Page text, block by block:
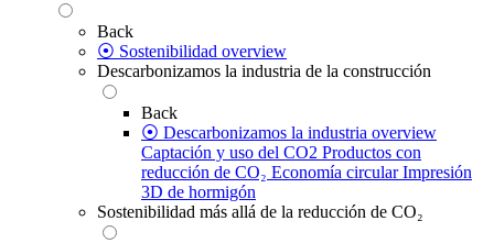
Back
⦿ Sostenibilidad overview
Descarbonizamos la industria de la construcción
Back
⦿ Descarbonizamos la industria overview
Captación y uso del CO2 Productos con
reducción de CO₂ Economía circular Impresión
3D de hormigón
Sostenibilidad más allá de la reducción de CO₂